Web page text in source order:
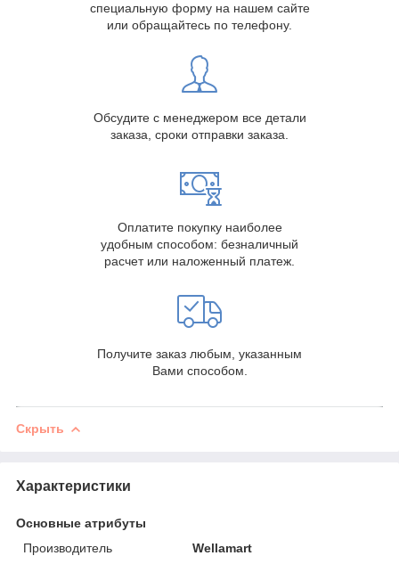
специальную форму на нашем сайте
или обращайтесь по телефону.
Обсудите с менеджером все детали
заказа, сроки отправки заказа.
Оплатите покупку наиболее
удобным способом: безналичный
расчет или наложенный платеж.
Получите заказ любым, указанным
Вами способом.
Скрыть
Характеристики
Основные атрибуты
Производитель
Wellamart